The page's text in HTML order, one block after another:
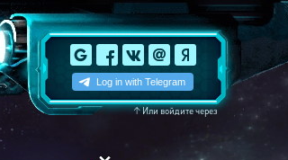
↑Или войдите через